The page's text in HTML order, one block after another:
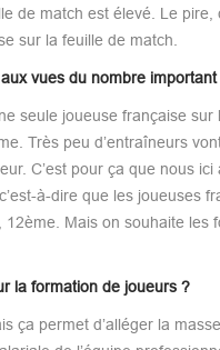
de match est élevé. Le
sur la feuille de match.
vues du nombre
seule joueuse française
Très peu d’entraîneurs
C’est pour ça que nous
à-dire que les joueuses
Mais on souhaite
la formation de joueurs ?
ça permet d’alléger la